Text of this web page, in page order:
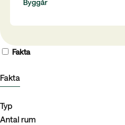
Fakta
Fakta
Typ
Antal rum